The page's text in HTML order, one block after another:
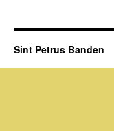
Sint Petrus Banden